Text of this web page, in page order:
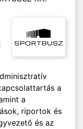
a
a
riportok és
és az